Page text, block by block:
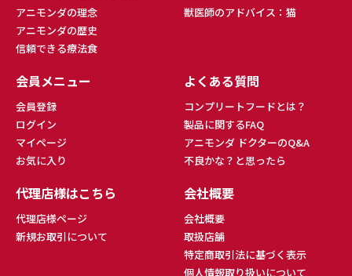
アニモンダの理念
アニモンダの歴史
信頼できる療法食
獣医師のアドバイス：猫
会員メニュー
会員登録
ログイン
マイページ
お気に入り
よくある質問
コンプリートフードとは？
製品に関するFAQ
アニモンダ ドクターのQ&A
不良かな？と思ったら
代理店様はこちら
代理店様ページ
新規お取引について
会社概要
会社概要
取扱店舗
特定商取引法に基づく表示
個人情報取り扱いについて